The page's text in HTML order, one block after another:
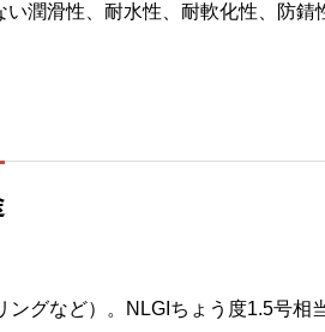
潤滑性、耐水性、耐軟化性、防錆
グなど）。NLGIちょう度1.5号相当